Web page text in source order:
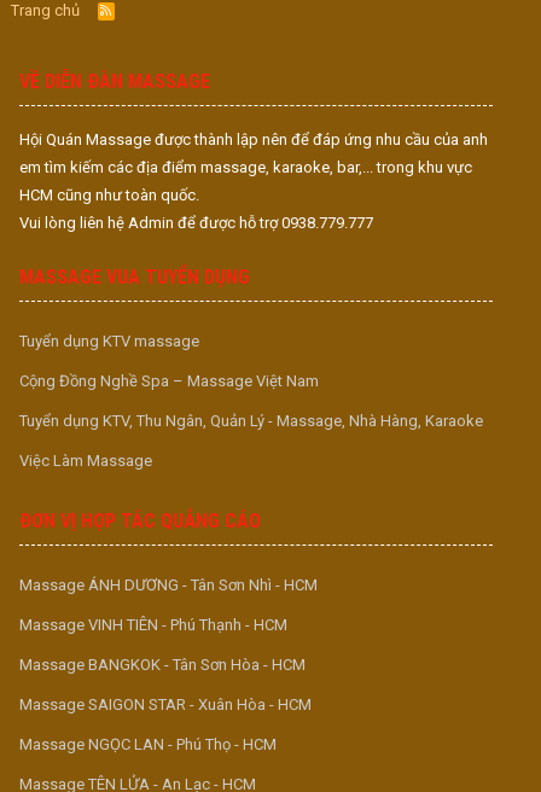
Trang chủ
R
S
VỀ DIỄN ĐÀN MASSAGE
Hội Quán Massage được thành lập nên để đáp ứng nhu cầu của anh
em tìm kiếm các địa điểm massage, karaoke, bar,... trong khu vực
HCM cũng như toàn quốc.
Vui lòng liên hệ Admin để được hỗ trợ 0938.779.777
MASSAGE VUA TUYỂN DỤNG
Tuyển dụng KTV massage
Cộng Đồng Nghề Spa – Massage Việt Nam
Tuyển dụng KTV, Thu Ngân, Quản Lý - Massage, Nhà Hàng, Karaoke
Việc Làm Massage
ĐƠN VỊ HỢP TÁC QUẢNG CÁO
Massage ÁNH DƯƠNG - Tân Sơn Nhì - HCM
Massage VINH TIÊN - Phú Thạnh - HCM
Massage BANGKOK - Tân Sơn Hòa - HCM
Massage SAIGON STAR - Xuân Hòa - HCM
Massage NGỌC LAN - Phú Thọ - HCM
Massage TÊN LỬA - An Lạc - HCM